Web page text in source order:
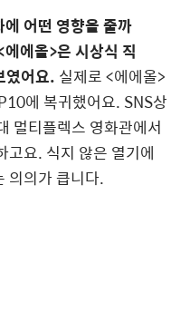
어떤 영향을 줄까
에올>은 시상식 직
였어요. 실제로 <에에올>
에 복귀했어요. SNS상
멀티플렉스 영화관에서
고요. 식지 않은 열기에
의의가 큽니다.